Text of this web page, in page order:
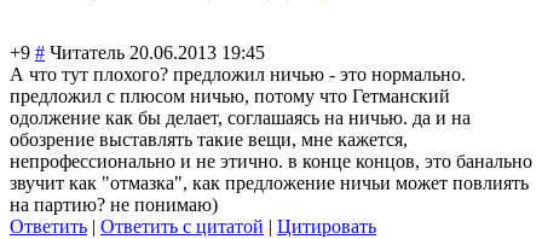
+9 # Читатель 20.06.2013 19:45
А что тут плохого? предложил ничью - это нормально.
предложил с плюсом ничью, потому что Гетманский
одолжение как бы делает, соглашаясь на ничью. да и на
обозрение выставлять такие вещи, мне кажется,
непрофессионально и не этично. в конце концов, это банально
звучит как "отмазка", как предложение ничьи может повлиять
на партию? не понимаю)
Ответить | Ответить с цитатой | Цитировать